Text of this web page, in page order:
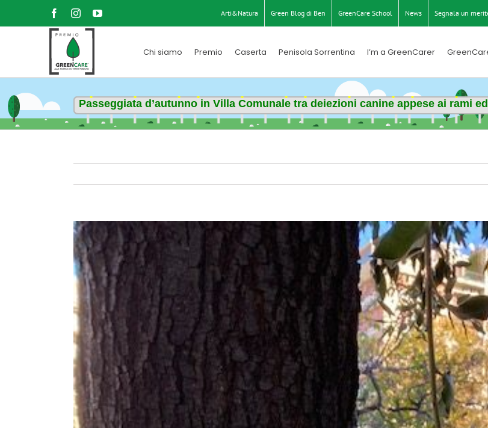
FacebookInstagramYouTube Arti&Natura Green Blog di Ben GreenCare School News Segnala un
Chi siamo Premio Caserta Penisola Sorrentina I’m a GreenCarer
Passeggiata d’autunno in Villa Comunale tra deiezioni canine appese ai rami
Ingrandisci
immagine